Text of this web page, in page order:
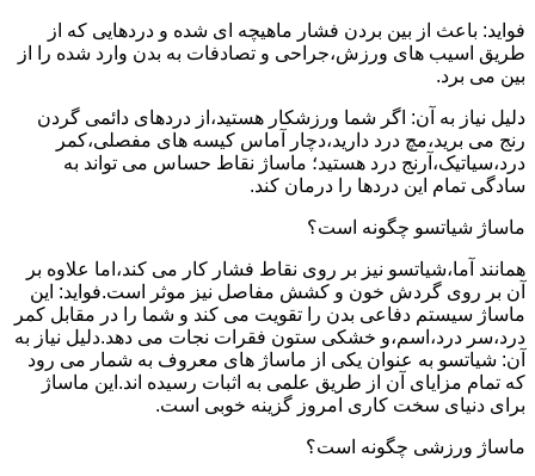
فواید: باعث از بین بردن فشار ماهیچه ای شده و دردهایی که از
طریق اسیب های ورزش،جراحی و تصادفات به بدن وارد شده را از
بین می برد.
دلیل نیاز به آن: اگر شما ورزشکار هستید،از دردهای دائمی گردن
رنج می برید،مچ درد دارید،دچار آماس کیسه های مفصلی،کمر
درد،سیاتیک،آرنج درد هستید؛ ماساژ نقاط حساس می تواند به
سادگی تمام این دردها را درمان کند.
ماساژ شیاتسو چگونه است؟
همانند آما،شیاتسو نیز بر روی نقاط فشار کار می کند،اما علاوه بر
آن بر روی گردش خون و کشش مفاصل نیز موثر است.فواید: این
ماساژ سیستم دفاعی بدن را تقویت می کند و شما را در مقابل کمر
درد،سر درد،اسم،و خشکی ستون فقرات نجات می دهد.دلیل نیاز به
آن: شیاتسو به عنوان یکی از ماساژ های معروف به شمار می رود
که تمام مزایای آن از طریق علمی به اثبات رسیده اند.این ماساژ
برای دنیای سخت کاری امروز گزینه خوبی است.
ماساژ ورزشی چگونه است؟